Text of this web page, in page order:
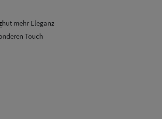
hut mehr Eleganz
Touch